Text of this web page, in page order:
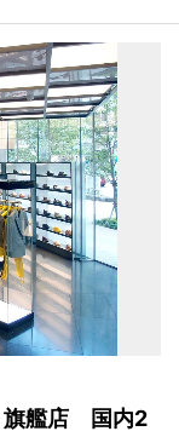
旗艦店 国内2